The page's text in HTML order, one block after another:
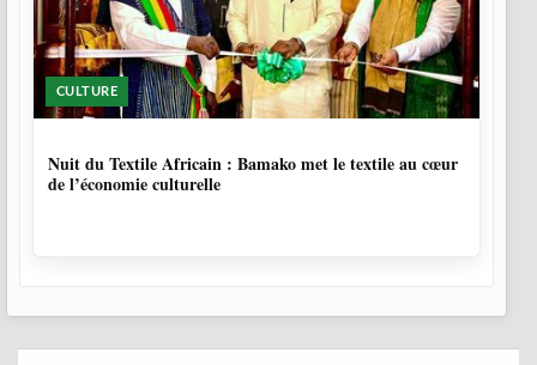
CULTURE
Nuit du Textile Africain : Bamako met le textile au cœur
de l’économie culturelle